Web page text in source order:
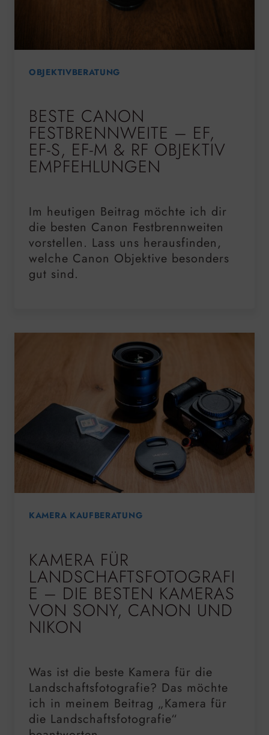
OBJEKTIVBERATUNG
BESTE CANON
FESTBRENNWEITE – EF,
EF-S, EF-M & RF OBJEKTIV
EMPFEHLUNGEN
Im heutigen Beitrag möchte ich dir
die besten Canon Festbrennweiten
vorstellen. Lass uns herausfinden,
welche Canon Objektive besonders
gut sind.
KAMERA KAUFBERATUNG
KAMERA FÜR
LANDSCHAFTSFOTOGRAFI
E – DIE BESTEN KAMERAS
VON SONY, CANON UND
NIKON
Was ist die beste Kamera für die
Landschaftsfotografie? Das möchte
ich in meinem Beitrag „Kamera für
die Landschaftsfotografie“